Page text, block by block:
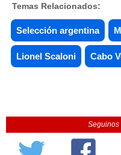
Temas Relacionados:
Selección argentina
Lionel Scaloni Cabo
Seguinos